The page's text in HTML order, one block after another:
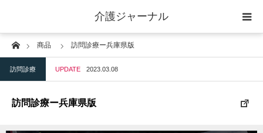
介護ジャーナル
Home商品 訪問診療ー兵庫県版
訪問診療 UPDATE 2023.03.08
訪問診療ー兵庫県版
ケアプラン作成
訪問